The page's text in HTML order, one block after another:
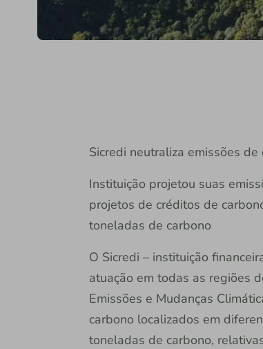
Sicredi neutraliza emissões
Instituição projetou suas
projetos de créditos de
toneladas de carbono
O Sicredi – instituição
atuação em todas as regiões
Emissões e Mudanças
carbono localizados em
toneladas de carbono,